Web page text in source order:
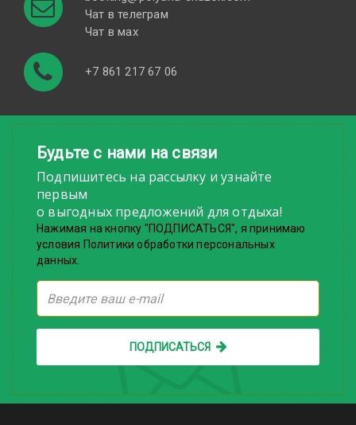
Чат в телеграм
Чат в мах
+7 861 217 67 06
Будьте с нами на связи
Подпишитесь на рассылку и узнайте
первым
о выгодных предложений для отдыха!
Нажимая на кнопку "ПОДПИСАТЬСЯ", я принимаю
условия Политики обработки персональных
данных.
ПОДПИСАТЬСЯ